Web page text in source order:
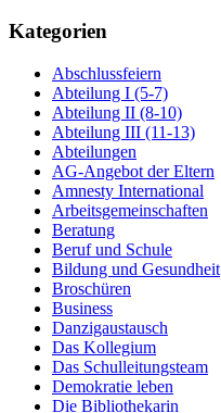
Kategorien
Abschlussfeiern
Abteilung I (5-7)
Abteilung II (8-10)
Abteilung III (11-13)
Abteilungen
AG-Angebot der Eltern
Amnesty International
Arbeitsgemeinschaften
Beratung
Beruf und Schule
Bildung und Gesundheit
Broschüren
Business
Danzigaustausch
Das Kollegium
Das Schulleitungsteam
Demokratie leben
Die Bibliothekarin